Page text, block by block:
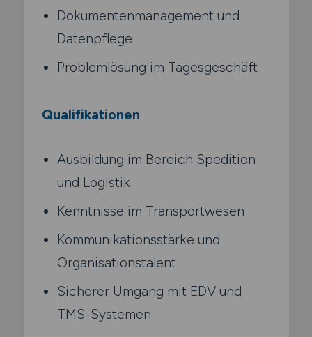
Dokumentenmanagement und
Datenpflege
Problemlösung im Tagesgeschäft
Qualifikationen
Ausbildung im Bereich Spedition
und Logistik
Kenntnisse im Transportwesen
Kommunikationsstärke und
Organisationstalent
Sicherer Umgang mit EDV und
TMS-Systemen